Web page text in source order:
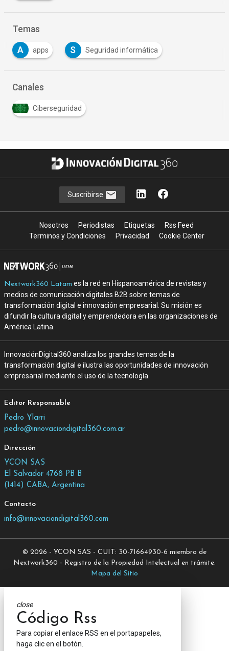
Temas
A apps S Seguridad informática
Canales
Ciberseguridad
Suscribirse
Nosotros Periodistas Etiquetas
Rss Feed
Terminos y Condiciones
Privacidad Cookie Center
Nextwork360 Latam es la red en Hispanoamérica de revistas y
medios de comunicación digitales B2B sobre temas de
transformación digital e innovación empresarial. Su misión es
difundir la cultura digital y emprendedora en las organizaciones de
América Latina.
InnovaciónDigital360 analiza los grandes temas de la
transformación digital e ilustra las oportunidades de innovación
empresarial mediante el uso de la tecnología.
Editor Responsable
Pedro Ylarri
pedro@innovaciondigital360.com.ar
Dirección
YCON SAS
El Salvador 4768 PB B
(1414) CABA, Argentina
Contacto
info@innovaciondigital360.com
© 2026 - YCON SAS - CUIT: 30-71664930-6 miembro de
Nextwork360 - Registro de la Propiedad Intelectual en trámite.
Mapa del Sitio
close
Código Rss
Para copiar el enlace RSS en el portapapeles,
haga clic en el botón.